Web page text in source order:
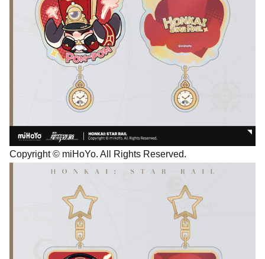
Copyright © miHoYo. All Rights Reserved.